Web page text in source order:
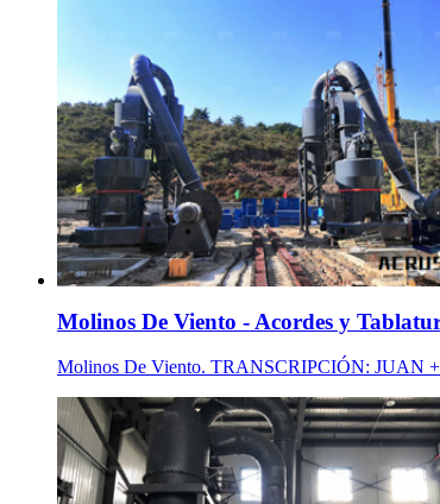
Molinos De Viento - Acordes y
Molinos De Viento. TRANSCRIPCIÓN: JUAN